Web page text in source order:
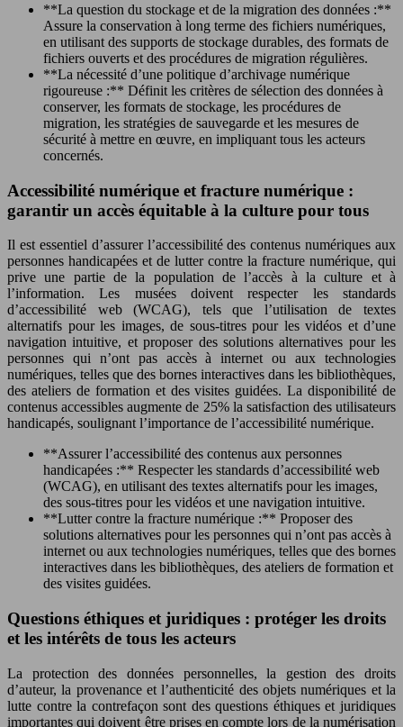
**La question du stockage et de la migration des données :**
Assure la conservation à long terme des fichiers numériques,
en utilisant des supports de stockage durables, des formats de
fichiers ouverts et des procédures de migration régulières.
**La nécessité d’une politique d’archivage numérique
rigoureuse :** Définit les critères de sélection des données à
conserver, les formats de stockage, les procédures de
migration, les stratégies de sauvegarde et les mesures de
sécurité à mettre en œuvre, en impliquant tous les acteurs
concernés.
Accessibilité numérique et fracture numérique :
garantir un accès équitable à la culture pour tous
Il est essentiel d’assurer l’accessibilité des contenus numériques aux
personnes handicapées et de lutter contre la fracture numérique, qui
prive une partie de la population de l’accès à la culture et à
l’information. Les musées doivent respecter les standards
d’accessibilité web (WCAG), tels que l’utilisation de textes
alternatifs pour les images, de sous-titres pour les vidéos et d’une
navigation intuitive, et proposer des solutions alternatives pour les
personnes qui n’ont pas accès à internet ou aux technologies
numériques, telles que des bornes interactives dans les bibliothèques,
des ateliers de formation et des visites guidées. La disponibilité de
contenus accessibles augmente de 25% la satisfaction des utilisateurs
handicapés, soulignant l’importance de l’accessibilité numérique.
**Assurer l’accessibilité des contenus aux personnes
handicapées :** Respecter les standards d’accessibilité web
(WCAG), en utilisant des textes alternatifs pour les images,
des sous-titres pour les vidéos et une navigation intuitive.
**Lutter contre la fracture numérique :** Proposer des
solutions alternatives pour les personnes qui n’ont pas accès à
internet ou aux technologies numériques, telles que des bornes
interactives dans les bibliothèques, des ateliers de formation et
des visites guidées.
Questions éthiques et juridiques : protéger les droits
et les intérêts de tous les acteurs
La protection des données personnelles, la gestion des droits
d’auteur, la provenance et l’authenticité des objets numériques et la
lutte contre la contrefaçon sont des questions éthiques et juridiques
importantes qui doivent être prises en compte lors de la numérisation